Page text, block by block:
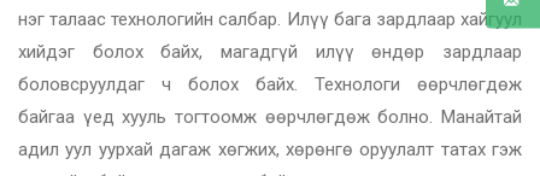
нэг талаас технологийн салбар. Илүү бага зардлаар хайгуул
хийдэг болох байх, магадгүй илүү өндөр зардлаар
боловсруулдаг ч болох байх. Технологи өөрчлөгдөж
байгаа үед хууль тогтоомж өөрчлөгдөж болно. Манайтай
адил уул уурхай дагаж хөгжих, хөрөнгө оруулалт татах гэж